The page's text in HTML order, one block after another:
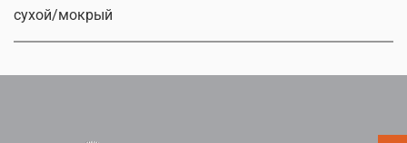
сухой/мокрый